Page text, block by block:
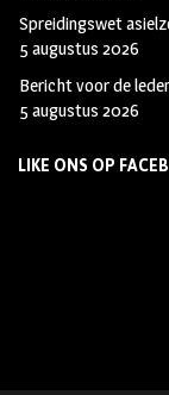
Spreidingswet
5 augustus 2026
Bericht voor de
5 augustus 2026
LIKE ONS OP